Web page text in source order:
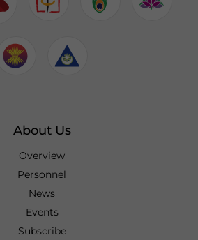
About Us
Overview
Personnel
News
Events
Subscribe